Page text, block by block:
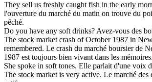
They sell us freshly caught fish in the early
l'ouverture du marché du matin on trouve du
pêché.
Do you have any soft drinks? Avez-vous des
The stock market crash of October 1987 in
remembered. Le crash du marché boursier de
1987 est toujours bien vivant dans les mémoires.
She spoke in soft tones. Elle parlait d'une voix
The stock market is very active. Le marché des